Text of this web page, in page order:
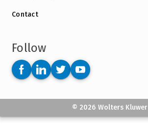
Contact
Follow
© 2026 Wolters Kluwer